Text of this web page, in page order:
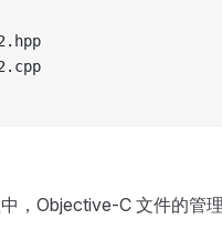
，Objective-C 文件的管